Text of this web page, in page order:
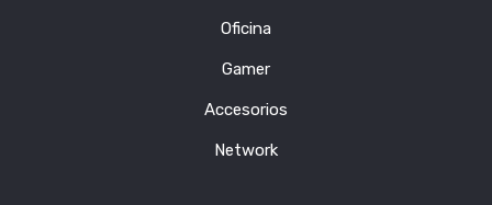
Oficina
Gamer
Accesorios
Network